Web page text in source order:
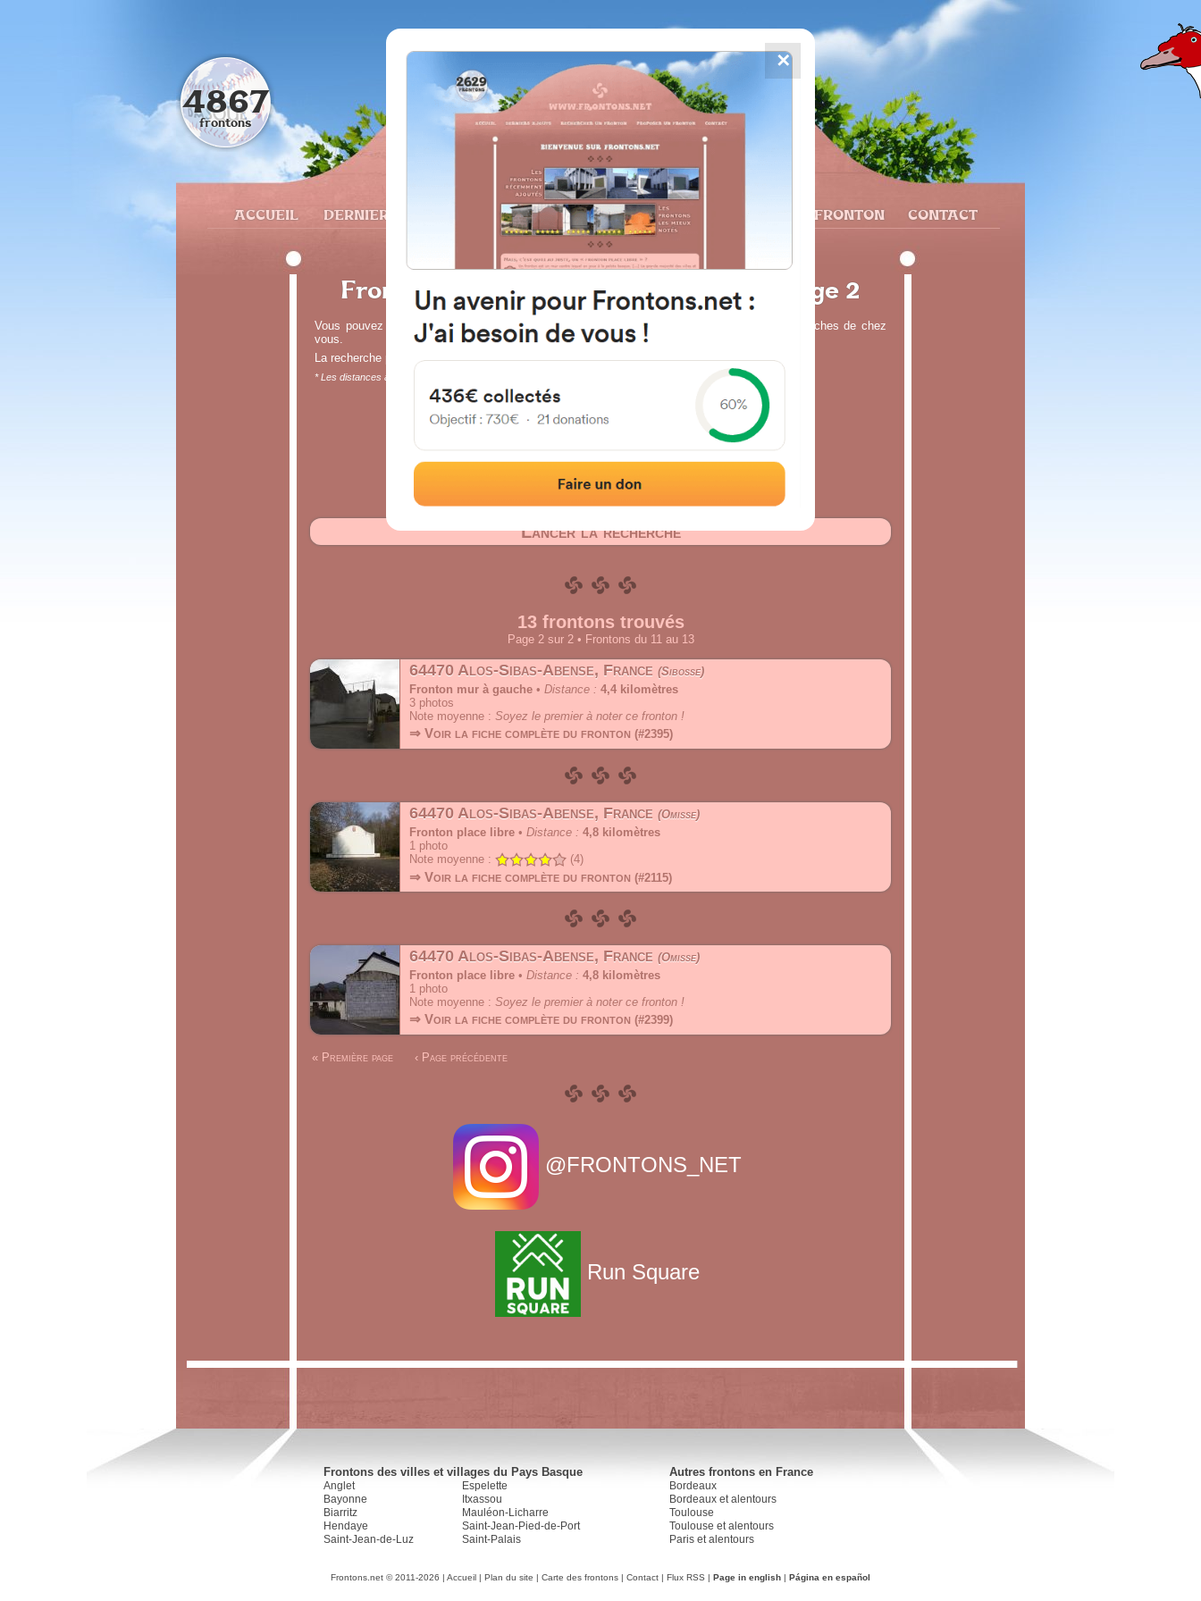
FRONTONS.NET
ACCUEIL DERNIERS AJOUTS RECHERCHER UN FRONTON PROPOSER UN FRONTON CONTACT
4867
frontons
Frontons proches de Licq-Athérey - Page 2
Vous pouvez obtenir, à partir de ce formulaire de recherche, la liste des frontons les plus proches de chez
vous.
La recherche peut être effectuée dans un rayon de 5 à 50 kilomètres de l'adresse d'origine*.
* Les distances affichées sur cette page sont dites orthodromiques, c'est-à-dire évaluées « à vol d'oiseau ».
Adresse
Lancer la recherche
13 frontons trouvés
Page 2 sur 2 • Frontons du 11 au 13
64470 Alos-Sibas-Abense, France
Sibosse
Fronton mur à gauche • Distance : 4,4 kilomètres
3 photos
Note moyenne : Soyez le premier à noter ce fronton !
⇒ Voir la fiche complète du fronton (#2395)
64470 Alos-Sibas-Abense, France
Omisse
Fronton place libre • Distance : 4,8 kilomètres
1 photo
Note moyenne :
(4)
⇒ Voir la fiche complète du fronton (#2115)
64470 Alos-Sibas-Abense, France
Omisse
Fronton place libre • Distance : 4,8 kilomètres
1 photo
Note moyenne : Soyez le premier à noter ce fronton !
⇒ Voir la fiche complète du fronton (#2399)
« Première page ‹ Page précédente
@FRONTONS_NET
Run Square
Frontons des villes et villages du Pays Basque
Anglet
Bayonne
Biarritz
Hendaye
Saint-Jean-de-Luz
Espelette
Itxassou
Mauléon-Licharre
Saint-Jean-Pied-de-Port
Saint-Palais
Autres frontons en France
Bordeaux
Bordeaux et alentours
Toulouse
Toulouse et alentours
Paris et alentours
Frontons.net © 2011-2026 | Accueil | Plan du site | Carte des frontons | Contact | Flux RSS | Page in english | Página en español
✕